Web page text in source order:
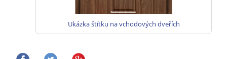
Ukázka štítku na vchodových dveřích